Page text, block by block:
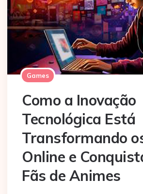
Games
Como a Inovação
Tecnológica Está
Transformando
Online e
Fãs de Animes